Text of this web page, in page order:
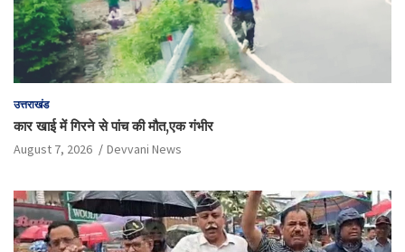
उत्तराखंड
कार खाई में गिरने से पांच की मौत,एक गंभीर
August 7, 2026 Devvani News